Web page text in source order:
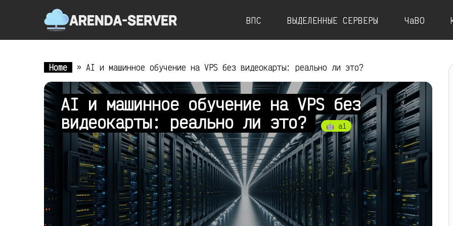
ВПС ВЫДЕЛЕННЫЕ СЕРВЕРЫ ЧаВО
Home » AI и машинное обучение на VPS без видеокарты: реально ли это?
AI и машинное обучение на VPS без
видеокарты: реально ли это?
🤖 ai